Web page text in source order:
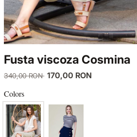
Fusta viscoza Cosmina
340,00 RON 170,00 RON
Colors
TWIN SETS
KNITWEAR
COATS
TINUTE DE OCAZIE
COATS
JACKETS
VEZI TOATE REDUCERILE
SENSE LIMITED EDITION
BACK TO OFFICE